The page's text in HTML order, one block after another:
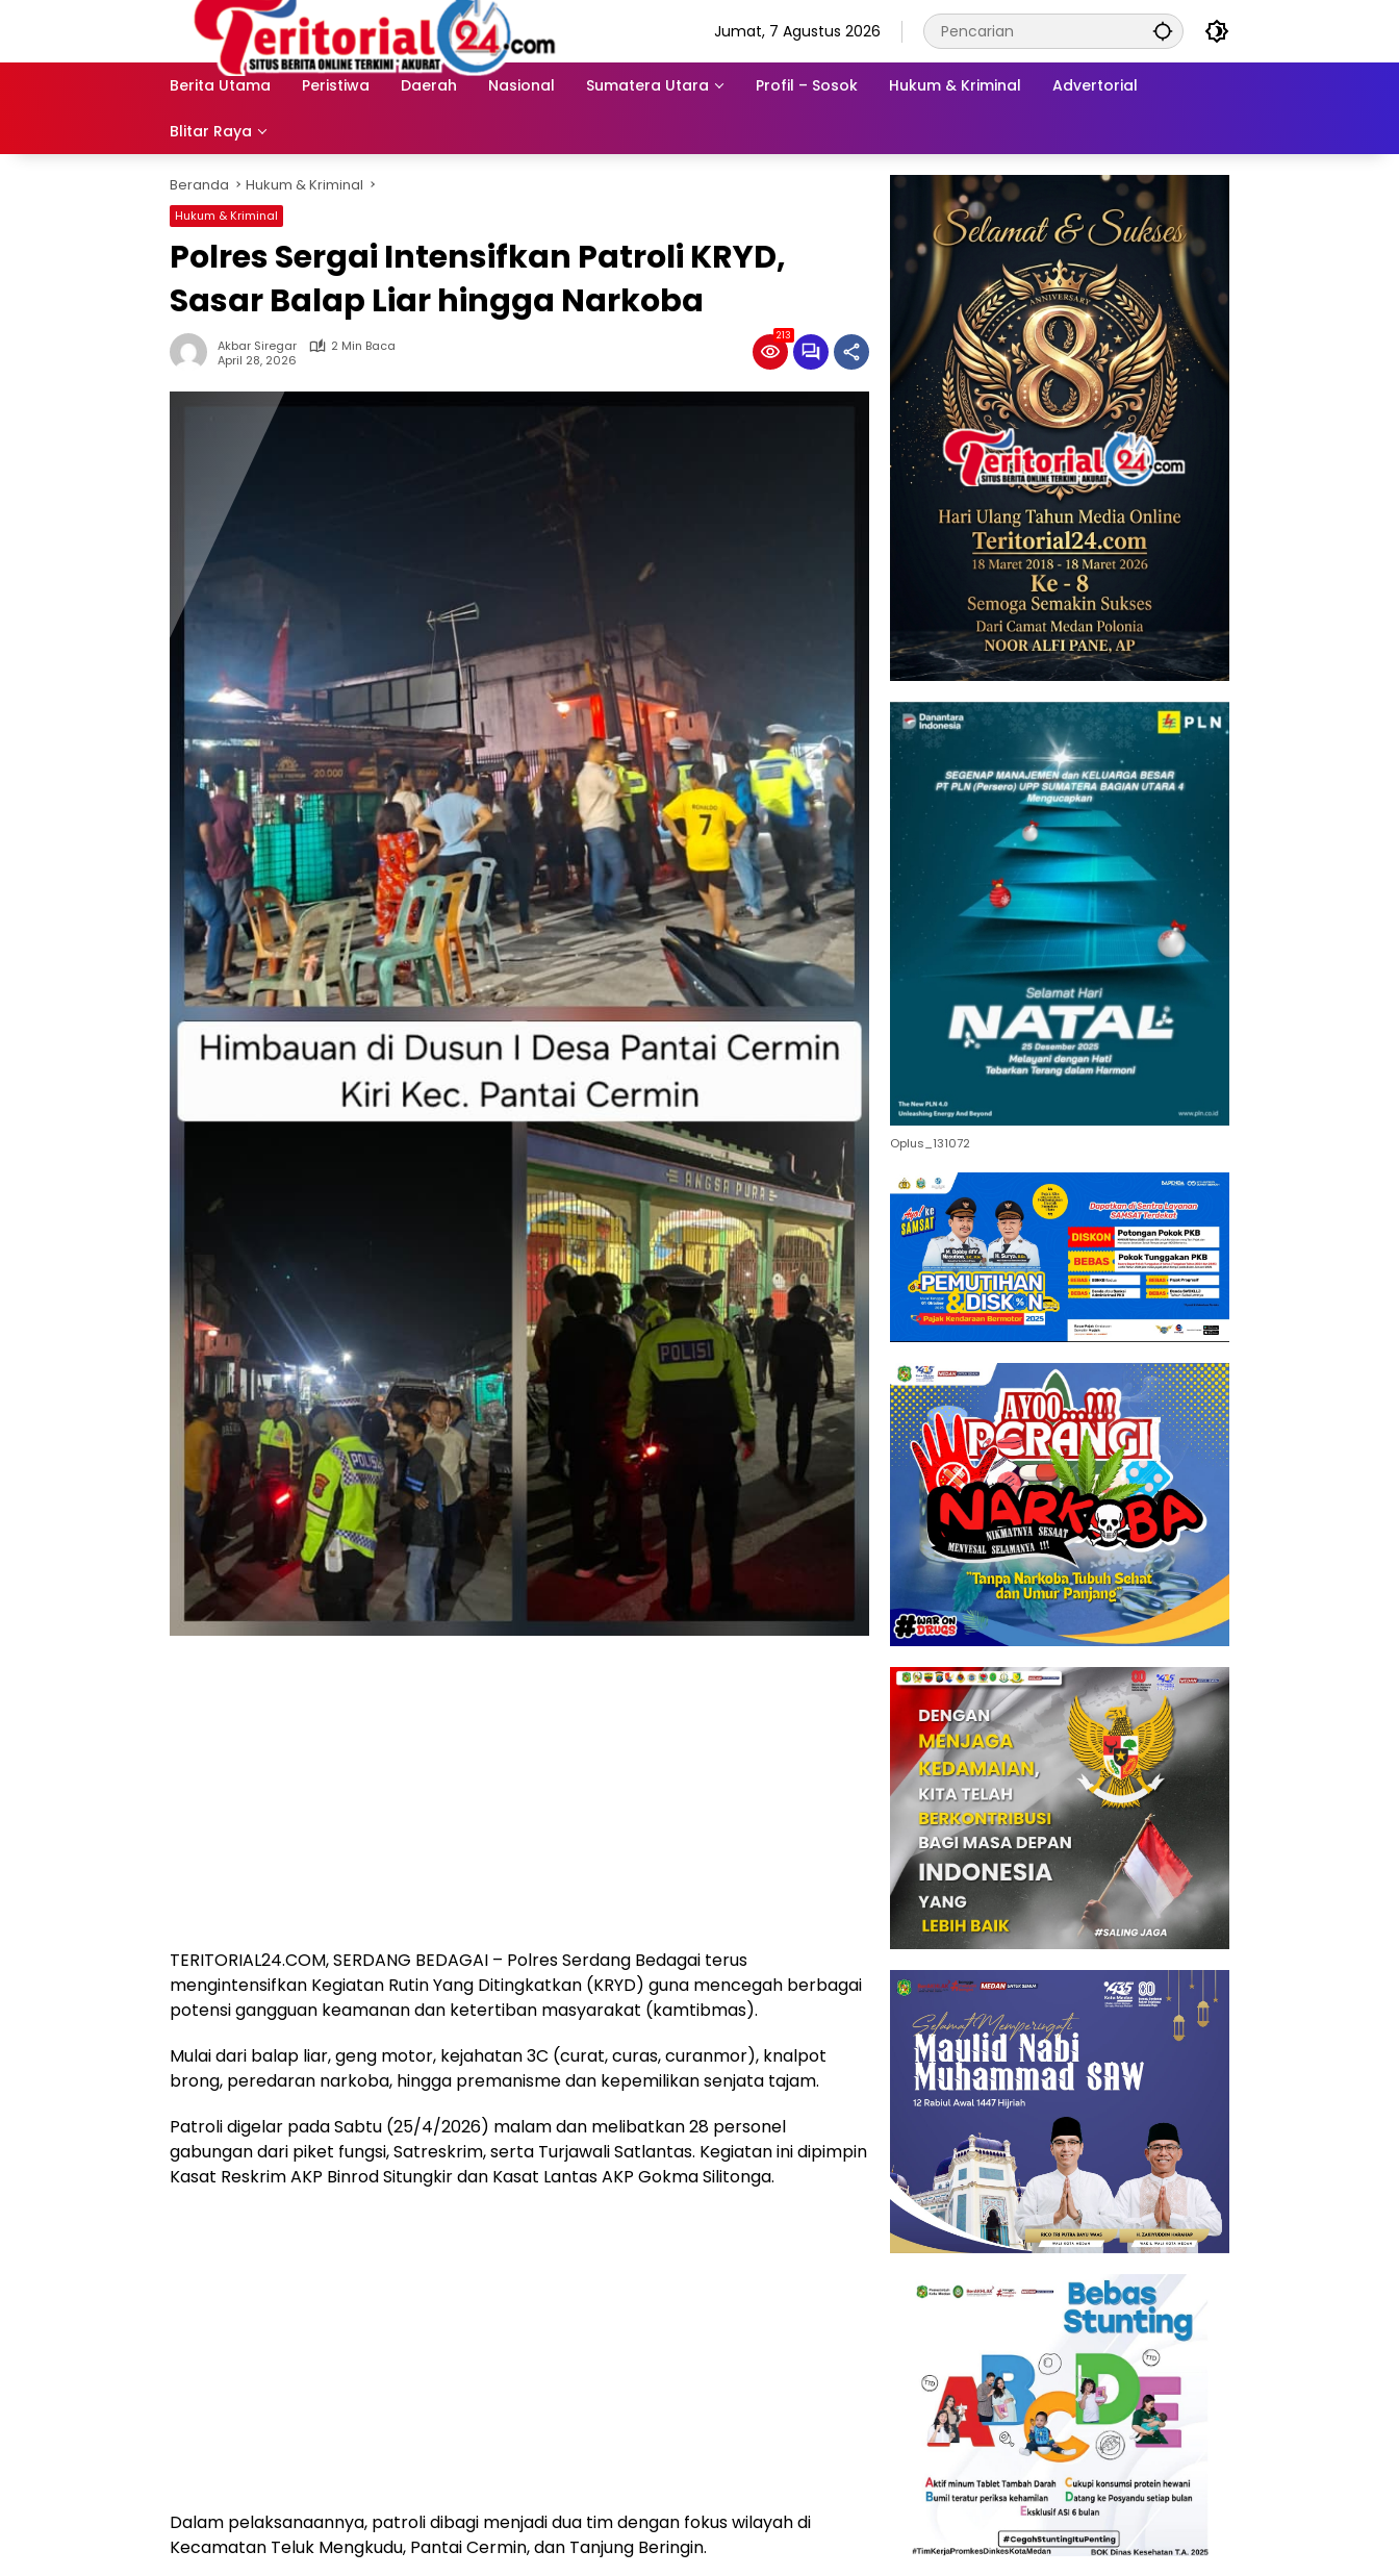
Jumat, 7 Agustus 2026
Berita Utama Peristiwa Daerah Nasional Sumatera Utara Profil – Sosok Hukum & Kriminal Advertorial
Blitar Raya
Beranda Hukum & Kriminal
Hukum & Kriminal
Polres Sergai Intensifkan Patroli KRYD,
Sasar Balap Liar hingga Narkoba
Akbar Siregar
2 Min Baca
April 28, 2026
213
TERITORIAL24.COM, SERDANG BEDAGAI – Polres Serdang Bedagai terus
mengintensifkan Kegiatan Rutin Yang Ditingkatkan (KRYD) guna mencegah berbagai
potensi gangguan keamanan dan ketertiban masyarakat (kamtibmas).
Mulai dari balap liar, geng motor, kejahatan 3C (curat, curas, curanmor), knalpot
brong, peredaran narkoba, hingga premanisme dan kepemilikan senjata tajam.
Patroli digelar pada Sabtu (25/4/2026) malam dan melibatkan 28 personel
gabungan dari piket fungsi, Satreskrim, serta Turjawali Satlantas. Kegiatan ini dipimpin
Kasat Reskrim AKP Binrod Situngkir dan Kasat Lantas AKP Gokma Silitonga.
Dalam pelaksanaannya, patroli dibagi menjadi dua tim dengan fokus wilayah di
Kecamatan Teluk Mengkudu, Pantai Cermin, dan Tanjung Beringin.
Oplus_131072